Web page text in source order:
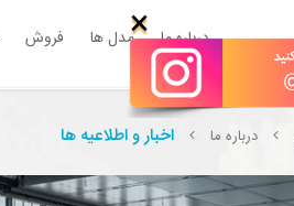
درباره ما مدل ها فروش ×
درباره ما اخبار و اطلاعیه ها